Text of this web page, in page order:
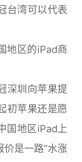
台湾可以代表
区的iPad商
圳向苹果提
初苹果还是愿
国地区iPad上
价是一路“水涨